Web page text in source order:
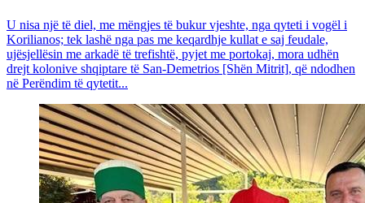
U nisa një të diel, me mëngjes të bukur vjeshte, nga qyteti i vogël i
Korilianos; tek lashë nga pas me keqardhje kullat e saj feudale,
ujësjellësin me arkadë të trefishtë, pyjet me portokaj, mora udhën
drejt kolonive shqiptare të San-Demetrios [Shën Mitrit], që ndodhen
në Perëndim të qytetit...